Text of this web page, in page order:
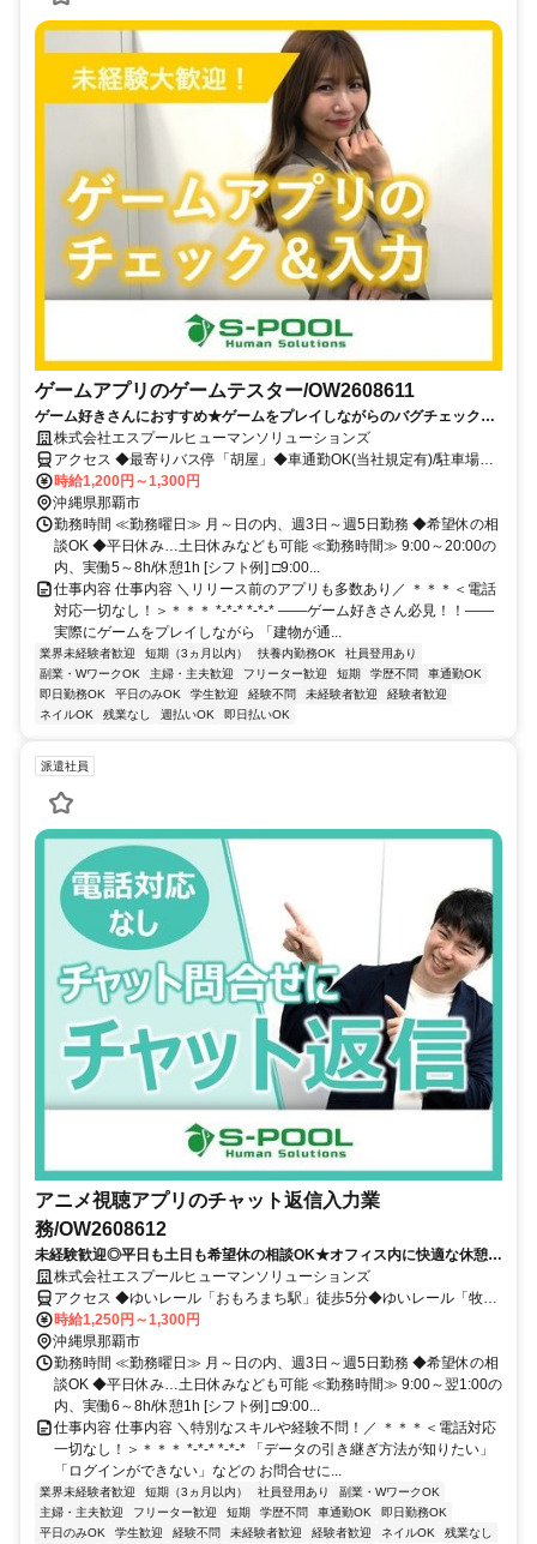
ゲームアプリのゲームテスター/OW2608611
ゲーム好きさんにおすすめ★ゲームをプレイしながらのバグチェック！
★オフィス内には快適な休憩スペースあり！★周辺にはコンビニあり★
仕事以外でも楽しめる好立地の勤務地です！
株式会社エスプールヒューマンソリューションズ
アクセス ◆最寄りバス停「胡屋」◆車通勤OK(当社規定有)/駐車場完
備
時給1,200円～1,300円
沖縄県那覇市
勤務時間 ≪勤務曜日≫ 月～日の内、週3日～週5日勤務 ◆希望休の相
談OK ◆平日休み…土日休みなども可能 ≪勤務時間≫ 9:00～20:00の
内、実働5～8h/休憩1h [シフト例] □9:00...
仕事内容 仕事内容 ＼リリース前のアプリも多数あり／ ＊＊＊＜電話
対応一切なし！＞＊＊＊ *-*-* *-*-* ――ゲーム好きさん必見！！――
実際にゲームをプレイしながら 「建物が通...
業界未経験者歓迎 短期（3ヵ月以内） 扶養内勤務OK
社員登用あり
副業・WワークOK
主婦・主夫歓迎 フリーター歓迎 短期 学歴不問
車通勤OK
即日勤務OK
平日のみOK 学生歓迎 経験不問 未経験者歓迎
経験者歓迎
ネイルOK
残業なし 週払いOK 即日払いOK
派遣社員
アニメ視聴アプリのチャット返信入力業
務/OW2608612
未経験歓迎◎平日も土日も希望休の相談OK★オフィス内に快適な休憩ス
ペース＆近辺にはコンビニあり！
株式会社エスプールヒューマンソリューションズ
アクセス ◆ゆいレール「おもろまち駅」徒歩5分◆ゆいレール「牧志
駅」徒歩13分◆車通勤OK(当社規定有)/駐車場完備
時給1,250円～1,300円
沖縄県那覇市
勤務時間 ≪勤務曜日≫ 月～日の内、週3日～週5日勤務 ◆希望休の相
談OK ◆平日休み…土日休みなども可能 ≪勤務時間≫ 9:00～翌1:00の
内、実働6～8h/休憩1h [シフト例] □9:00...
仕事内容 仕事内容 ＼特別なスキルや経験不問！／ ＊＊＊＜電話対応
一切なし！＞＊＊＊ *-*-* *-*-* 「データの引き継ぎ方法が知りたい」
「ログインができない」などの お問合せに...
業界未経験者歓迎 短期（3ヵ月以内） 社員登用あり
副業・WワークOK
主婦・主夫歓迎
フリーター歓迎 短期 学歴不問 車通勤OK
即日勤務OK
平日のみOK
学生歓迎 経験不問 未経験者歓迎 経験者歓迎 ネイルOK
残業なし